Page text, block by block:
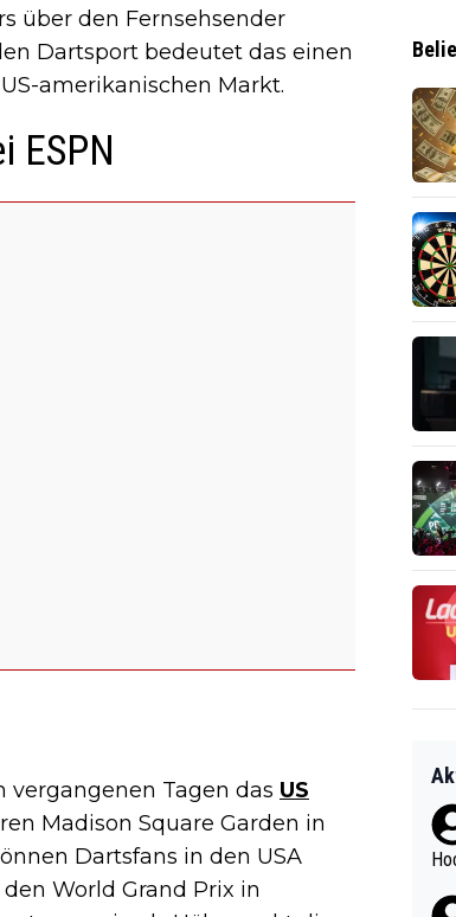
über den Fernsehsender
Dartsport bedeutet das einen
amerikanischen Markt.
ESPN
Tagen das US
Madison Square Garden in
Dartsfans in den USA
World Grand Prix in